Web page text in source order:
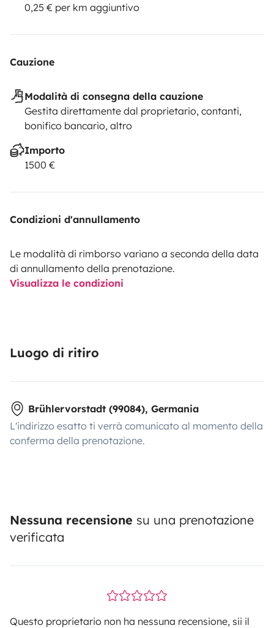
0,25 € per km aggiuntivo
Cauzione
Modalità di consegna della cauzione
Gestita direttamente dal proprietario, contanti,
bonifico bancario, altro
Importo
1500 €
Condizioni d'annullamento
Le modalità di rimborso variano a seconda della data
di annullamento della prenotazione.
Visualizza le condizioni
Luogo di ritiro
Brühlervorstadt (99084), Germania
L'indirizzo esatto ti verrà comunicato al momento della
conferma della prenotazione.
Nessuna recensione su una prenotazione
verificata
Questo proprietario non ha nessuna recensione, sii il